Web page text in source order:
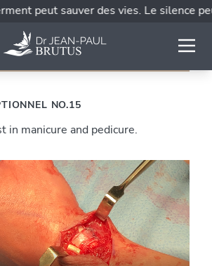
peut sauver des vies. Le silence
NO.15
in manicure and pedicure.